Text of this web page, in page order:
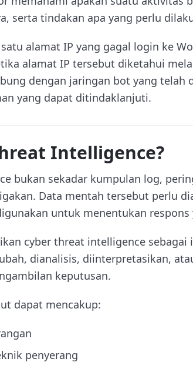
serta tindakan apa yang perlu
alamat IP yang gagal login ke
alamat IP tersebut diketahui
dengan jaringan bot yang telah
yang dapat ditindaklanjuti.
Intelligence?
bukan sekadar kumpulan log,
Data mentah tersebut perlu
untuk menentukan respons
cyber threat intelligence
dianalisis, diinterpretasikan,
keputusan.
dapat mencakup:
penyerang